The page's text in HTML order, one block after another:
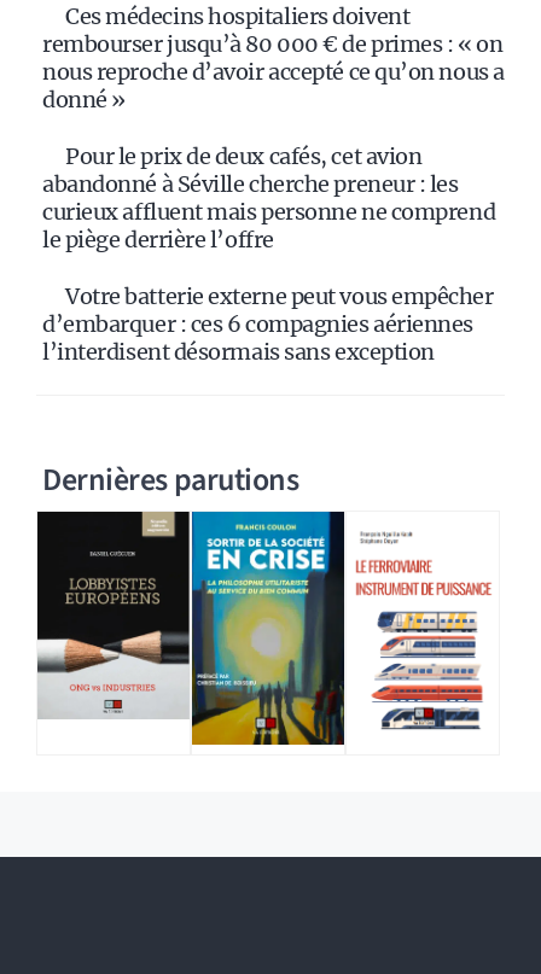
Ces médecins hospitaliers doivent
rembourser jusqu’à 80 000 € de primes : « on
nous reproche d’avoir accepté ce qu’on nous a
donné »
Pour le prix de deux cafés, cet avion
abandonné à Séville cherche preneur : les
curieux affluent mais personne ne comprend
le piège derrière l’offre
Votre batterie externe peut vous empêcher
d’embarquer : ces 6 compagnies aériennes
l’interdisent désormais sans exception
Dernières parutions